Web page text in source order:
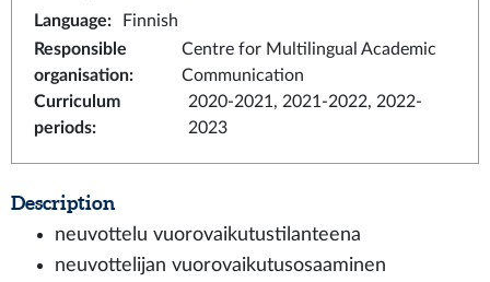
Language:
Finnish
Responsible
organisation:
Centre for Multilingual Academic
Communication
Curriculum
periods:
2020-2021, 2021-2022, 2022-
2023
Description
neuvottelu vuorovaikutustilanteena
neuvottelijan vuorovaikutusosaaminen